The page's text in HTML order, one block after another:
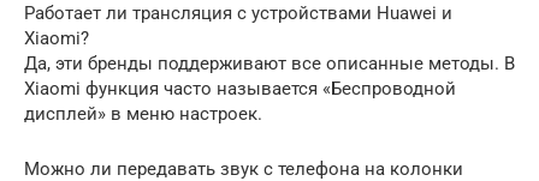
Работает ли трансляция с устройствами Huawei и
Xiaomi?
Да, эти бренды поддерживают все описанные методы. В
Xiaomi функция часто называется «Беспроводной
дисплей» в меню настроек.
Можно ли передавать звук с телефона на колонки